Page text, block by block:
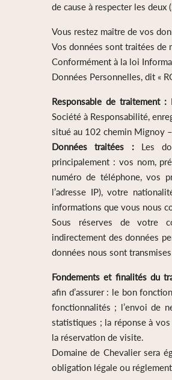
de cause à respecter les
Vous restez maître de vos
Vos données sont traitées de
Conformément à la loi
Données Personnelles, dit «
Responsable de traitement :
Société à Responsabilité,
situé au 102 chemin Mignoy
Données traitées : Les
principalement : vos nom,
numéro de téléphone, vos
l’adresse IP), votre
informations que vous nous
Sous réserves de votre
indirectement des données
données nous sont
Fondements et finalités du
afin d’assurer : le bon
fonctionnalités ; l’envoi de
statistiques ; la réponse à
la réservation de visite.
Domaine de Chevalier sera
obligation légale ou